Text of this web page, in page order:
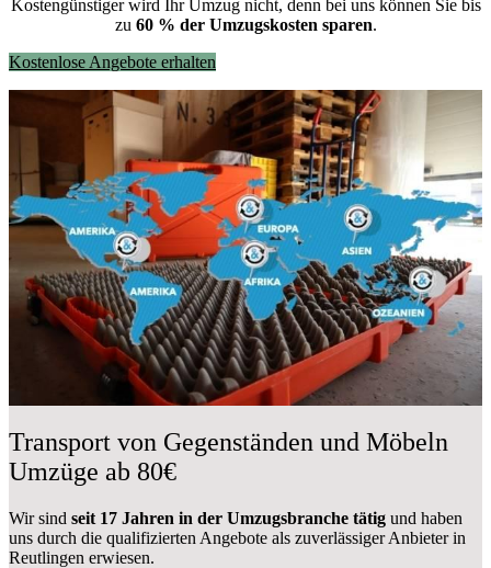
Kostengünstiger wird Ihr Umzug nicht, denn bei uns können Sie bis
zu 60 % der Umzugskosten sparen.
Kostenlose Angebote erhalten
Transport von Gegenständen und Möbeln
Umzüge ab 80€
Wir sind seit 17 Jahren in der Umzugsbranche tätig und haben
uns durch die qualifizierten Angebote als zuverlässiger Anbieter in
Reutlingen erwiesen.